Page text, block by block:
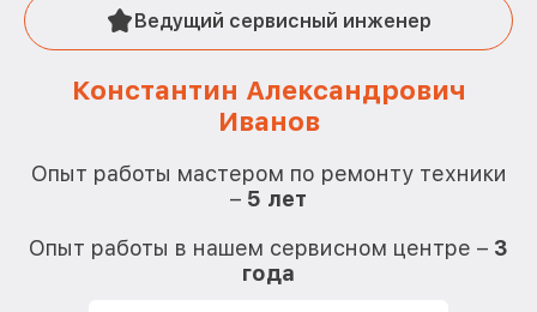
Ведущий сервисный инженер
Константин Александрович
Иванов
Опыт работы мастером по ремонту техники
– 5 лет
Опыт работы в нашем сервисном центре – 3
года